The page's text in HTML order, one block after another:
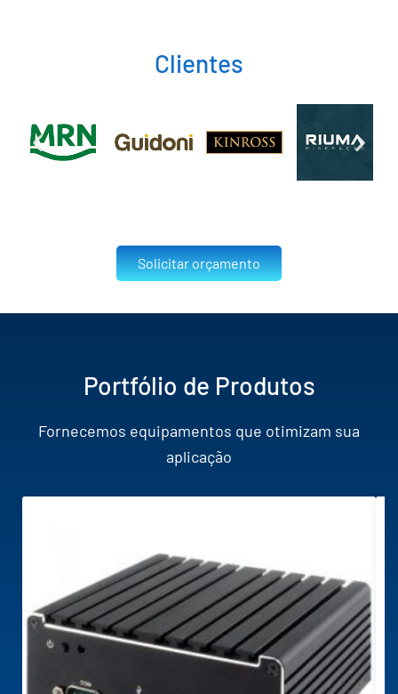
Clientes
Solicitar orçamento
Portfólio de Produtos
Fornecemos equipamentos que otimizam sua
aplicação